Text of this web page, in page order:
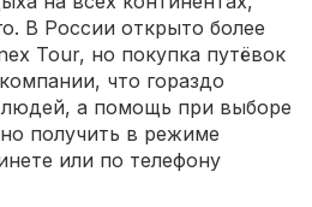
В России открыто более
Tour, но покупка путёвок
что гораздо
людей, а помощь при выборе
получить в режиме
или по телефону